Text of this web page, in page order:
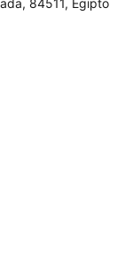
84511, Egipto